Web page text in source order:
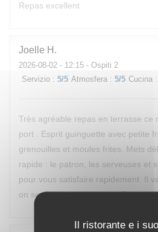
Il ristorante e i
Repas excellent
Joelle H
2026-08-02 - 12:15 - Ospiti 2
Servizio : 5/5 Atmosfera : 5/5 Cucina :
Très agréable repas en terrasse ce
port . Esprit guinguette avec petite
grenouilles et moules frites. Mets
rapide : le patron, les serveuses et
pour vous satisfaire rapidement. Il
on se démène également. Bravo à